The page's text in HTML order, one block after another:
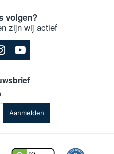
volgen?
zijn wij actief
Aanmelden